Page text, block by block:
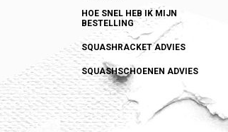
HOE SNEL HEB IK MIJN
BESTELLING
SQUASHRACKET ADVIES
SQUASHSCHOENEN ADVIES